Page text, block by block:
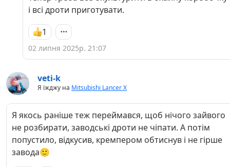
і всі дроти приготувати.
1
02 липня 2025р. 21:07
veti-k
Я їжджу на Mitsubishi Lancer X
Я якось раніше теж переймався, щоб нічого зайвого
не розбирати, заводські дроти не чіпати. А потім
попустило, відкусив, кремпером обтиснув і не гірше
завода🙂